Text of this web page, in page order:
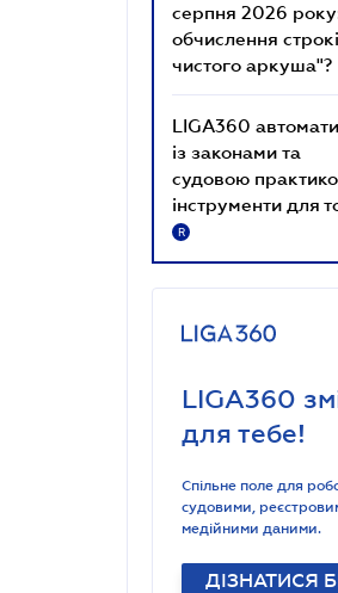
серпня 2026
обчислення
чистого аркуша"?
LIGA360
із законами та
судовою
інструменти для
R
LIGA360
для тебе!
Спільне поле для
судовими,
медійними даними.
ДІЗНАТИСЯ